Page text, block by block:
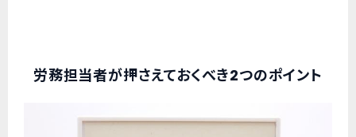
労務担当者が押さえておくべき2つのポイント